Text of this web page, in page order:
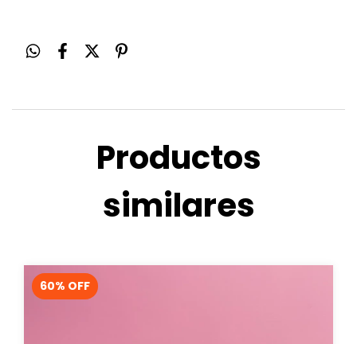
Productos
similares
60% OFF